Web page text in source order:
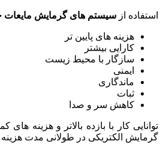
استفاده از سیستم های گرمایش مایعات
هزینه های پایین تر
کارایی بیشتر
سازگار با محیط زیست
ایمنی
ماندگاری
ثبات
کاهش سر و صدا
توانایی کار با بازده بالاتر و هزینه
گرمایش الکتریکی در طولانی مدت هزینه